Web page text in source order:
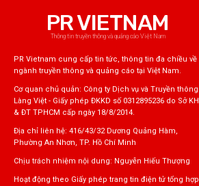
PR VIETNAM
Thông tin truyền thông và quảng cáo Việt Nam
PR Vietnam cung cấp tin tức, thông tin đa chiều về
ngành truyền thông và quảng cáo tại Việt Nam.
Cơ quan chủ quản: Công ty Dịch vụ và Truyền thông
Làng Việt - Giấy phép ĐKKD số 0312895236 do Sở KH
& ĐT TPHCM cấp ngày 18/8/2014.
Địa chỉ liên hệ: 416/43/32 Dương Quảng Hàm,
Phường An Nhơn, TP. Hồ Chí Minh
Chịu trách nhiệm nội dung: Nguyễn Hiếu Thượng
Hoạt động theo Giấy phép trang tin điện tử tổng hợp